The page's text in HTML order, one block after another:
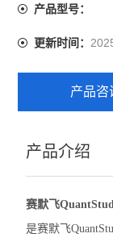
伯乐CFX Opus
伯乐CFX Duet
伯乐CFX Opus
赛默飞
赛默飞7500实
产品型号：
更新时间：
产品咨
产品介绍
赛默飞
是赛默飞